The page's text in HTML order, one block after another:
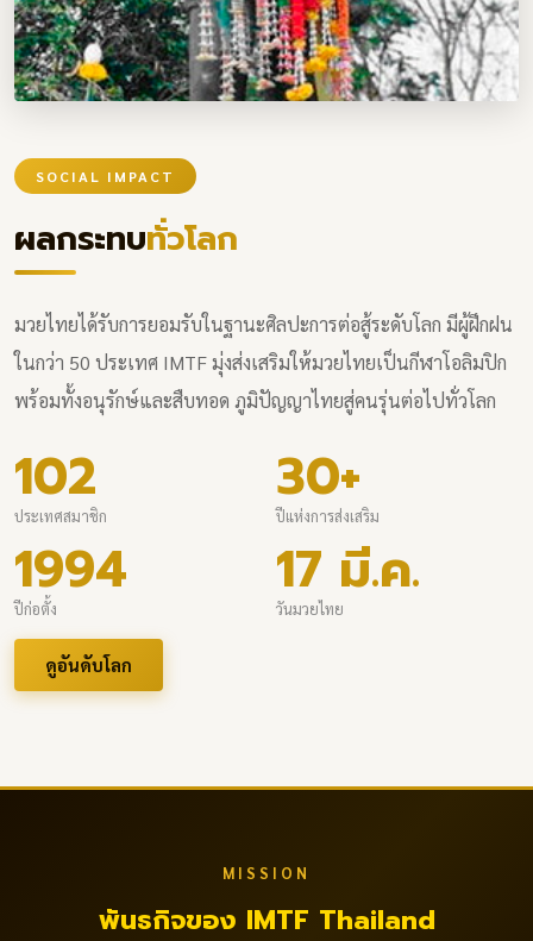
SOCIAL IMPACT
ผลกระทบทั่วโลก
มวยไทยได้รับการยอมรับในฐานะศิลปะการต่อสู้ระดับโลก มีผู้ฝึกฝน
ในกว่า 50 ประเทศ IMTF มุ่งส่งเสริมให้มวยไทยเป็นกีฬาโอลิมปิก
พร้อมทั้งอนุรักษ์และสืบทอด ภูมิปัญญาไทยสู่คนรุ่นต่อไปทั่วโลก
102
ประเทศสมาชิก
30+
ปีแห่งการส่งเสริม
1994
ปีก่อตั้ง
17 มี.ค.
วันมวยไทย
ดูอันดับโลก
MISSION
พันธกิจของ IMTF Thailand